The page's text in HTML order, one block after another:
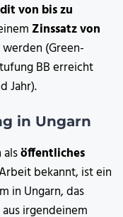
von bis zu
Zinssatz von
(Green-
BB erreicht
Jahr).
in Ungarn
alsöffentliches
bekannt, ist ein
in Ungarn, das
irgendeinem